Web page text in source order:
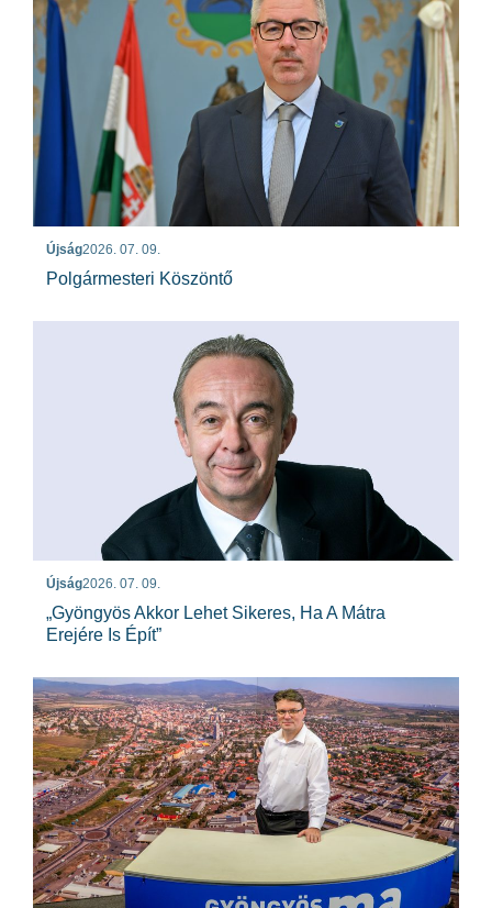
Újság2026. 07. 09.
Polgármesteri Köszöntő
Újság2026. 07. 09.
„Gyöngyös Akkor Lehet Sikeres, Ha A Mátra
Erejére Is Épít”